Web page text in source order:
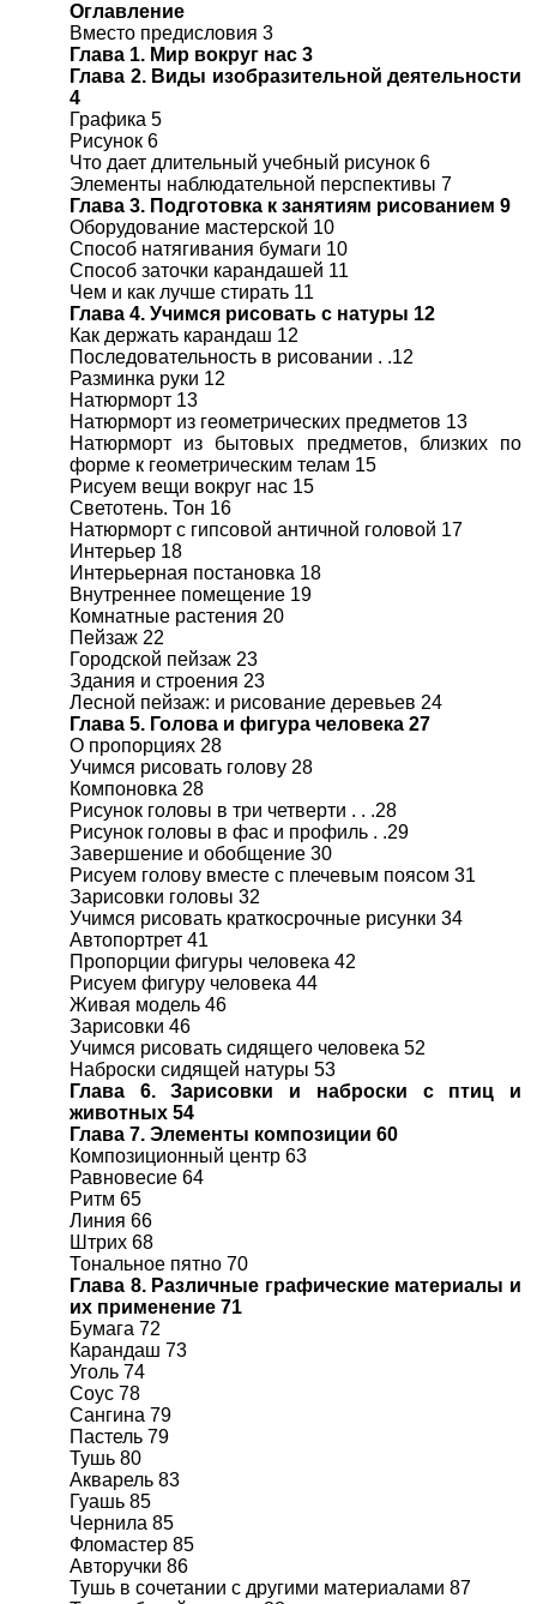
Оглавление
Вместо предисловия 3
Глава 1. Мир вокруг нас 3
Глава 2. Виды изобразительной деятельности
4
Графика 5
Рисунок 6
Что дает длительный учебный рисунок 6
Элементы наблюдательной перспективы 7
Глава 3. Подготовка к занятиям рисованием 9
Оборудование мастерской 10
Способ натягивания бумаги 10
Способ заточки карандашей 11
Чем и как лучше стирать 11
Глава 4. Учимся рисовать с натуры 12
Как держать карандаш 12
Последовательность в рисовании . .12
Разминка руки 12
Натюрморт 13
Натюрморт из геометрических предметов 13
Натюрморт из бытовых предметов, близких по
форме к геометрическим телам 15
Рисуем вещи вокруг нас 15
Светотень. Тон 16
Натюрморт с гипсовой античной головой 17
Интерьер 18
Интерьерная постановка 18
Внутреннее помещение 19
Комнатные растения 20
Пейзаж 22
Городской пейзаж 23
Здания и строения 23
Лесной пейзаж: и рисование деревьев 24
Глава 5. Голова и фигура человека 27
О пропорциях 28
Учимся рисовать голову 28
Компоновка 28
Рисунок головы в три четверти . . .28
Рисунок головы в фас и профиль . .29
Завершение и обобщение 30
Рисуем голову вместе с плечевым поясом 31
Зарисовки головы 32
Учимся рисовать краткосрочные рисунки 34
Автопортрет 41
Пропорции фигуры человека 42
Рисуем фигуру человека 44
Живая модель 46
Зарисовки 46
Учимся рисовать сидящего человека 52
Наброски сидящей натуры 53
Глава 6. Зарисовки и наброски с птиц и
животных 54
Глава 7. Элементы композиции 60
Композиционный центр 63
Равновесие 64
Ритм 65
Линия 66
Штрих 68
Тональное пятно 70
Глава 8. Различные графические материалы и
их применение 71
Бумага 72
Карандаш 73
Уголь 74
Соус 78
Сангина 79
Пастель 79
Тушь 80
Акварель 83
Гуашь 85
Чернила 85
Фломастер 85
Авторучки 86
Тушь в сочетании с другими материалами 87